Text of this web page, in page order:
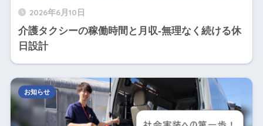
2026年6月10日
介護タクシーの稼働時間と月収‐無理なく続ける休
日設計
お知らせ